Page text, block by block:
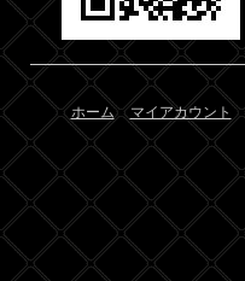
ホーム マイアカウント